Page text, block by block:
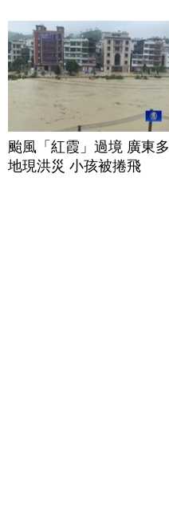
颱風「紅霞」過境 廣東多
地現洪災 小孩被捲飛